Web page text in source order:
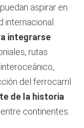
aspirar en
internacional.
integrarse
rutas
del ferrocarril
de la historia
continentes.